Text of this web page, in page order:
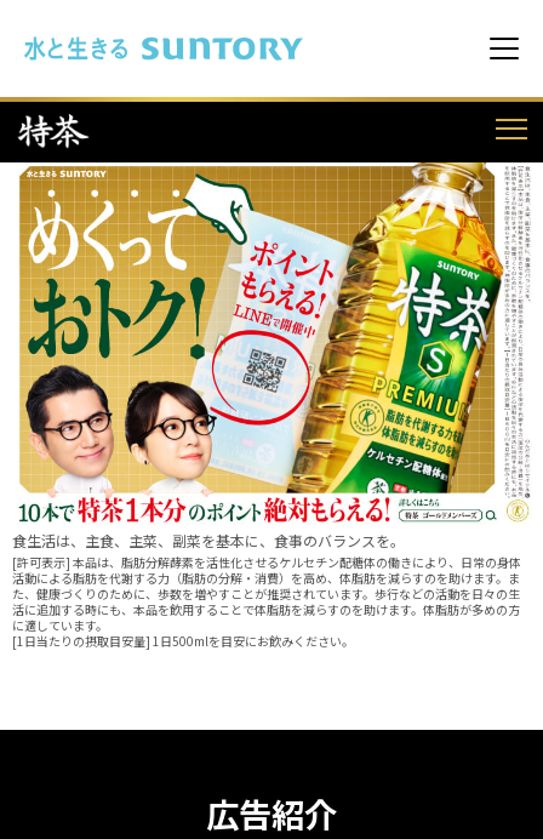
メ
食生活は、主食、主菜、副菜を基本に、食事のバランスを。
[許可表示] 本品は、脂肪分解酵素を活性化させるケルセチン配糖体の働きにより、日常の身体
活動による脂肪を代謝する力（脂肪の分解・消費）を高め、体脂肪を減らすのを助けます。ま
た、健康づくりのために、歩数を増やすことが推奨されています。歩行などの活動を日々の生
活に追加する時にも、本品を飲用することで体脂肪を減らすのを助けます。体脂肪が多めの方
に適しています。
[1日当たりの摂取目安量] 1日500mlを目安にお飲みください。
食生活は、主食、主菜、副菜を基本に、食事のバランスを。
[許可表示] 本品は、脂肪分解酵素を活性化させるケルセチン配糖体の働きにより、日常の身体
活動による脂肪を代謝する力（脂肪の分解・消費）を高め、体脂肪を減らすのを助けます。ま
た、健康づくりのために、歩数を増やすことが推奨されています。歩行などの活動を日々の生
活に追加する時にも、本品を飲用することで体脂肪を減らすのを助けます。体脂肪が多めの方
に適しています。
[1日当たりの摂取目安量] 1日500mlを目安にお飲みください。
広告紹介